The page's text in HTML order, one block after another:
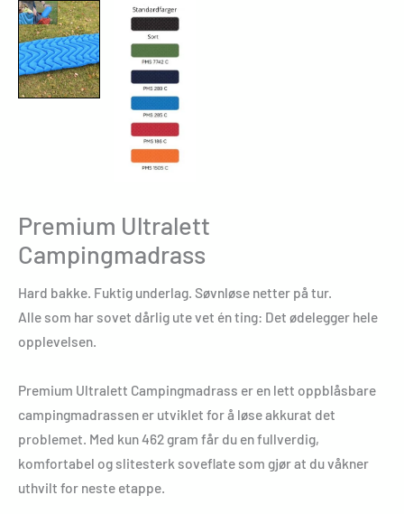
Premium Ultralett
Campingmadrass
Hard bakke. Fuktig underlag. Søvnløse netter på tur.
Alle som har sovet dårlig ute vet én ting: Det ødelegger hele
opplevelsen.
Premium Ultralett Campingmadrass er en lett oppblåsbare
campingmadrassen er utviklet for å løse akkurat det
problemet. Med kun 462 gram får du en fullverdig,
komfortabel og slitesterk soveflate som gjør at du våkner
uthvilt for neste etappe.